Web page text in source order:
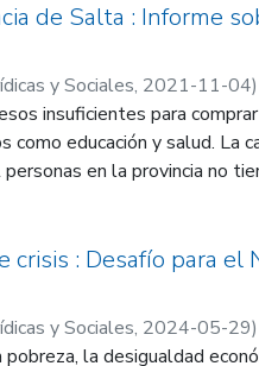
muy probablemente a
como consecuencia de la
Los resultados son muy
la mano de un proceso de
lejos de ser alcanzados
rezagadas del país.
de Salta : Informe
y Sociales, 2021-11-04)
Institutos de Estudios
insuficientes para comprar
educación y salud. La
en la provincia no
con pobreza moneta-
de las capacidades no
por debajo del nivel de
Victoria es un 20% más
el ran-king de capacidad
: Desafío para el
y Sociales, 2024-05-29)
Institutos de Estudios
la desigualdad